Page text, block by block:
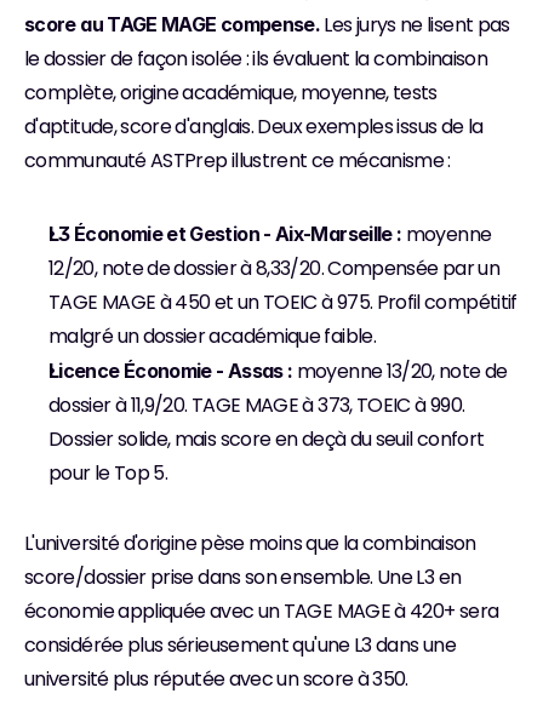
score au TAGE MAGE compense. Les jurys ne lisent pas
le dossier de façon isolée : ils évaluent la combinaison
complète, origine académique, moyenne, tests
d'aptitude, score d'anglais. Deux exemples issus de la
communauté ASTPrep illustrent ce mécanisme :
L3 Économie et Gestion - Aix-Marseille : moyenne
12/20, note de dossier à 8,33/20. Compensée par un
TAGE MAGE à 450 et un TOEIC à 975. Profil compétitif
malgré un dossier académique faible.
Licence Économie - Assas : moyenne 13/20, note de
dossier à 11,9/20. TAGE MAGE à 373, TOEIC à 990.
Dossier solide, mais score en deçà du seuil confort
pour le Top 5.
L'université d'origine pèse moins que la combinaison
score/dossier prise dans son ensemble. Une L3 en
économie appliquée avec un TAGE MAGE à 420+ sera
considérée plus sérieusement qu'une L3 dans une
université plus réputée avec un score à 350.